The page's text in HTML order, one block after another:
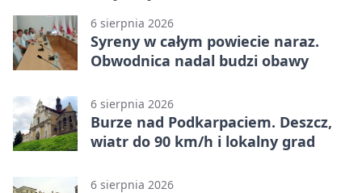
6 sierpnia 2026
Syreny w całym powiecie naraz.
Obwodnica nadal budzi obawy
6 sierpnia 2026
Burze nad Podkarpaciem. Deszcz,
wiatr do 90 km/h i lokalny grad
6 sierpnia 2026